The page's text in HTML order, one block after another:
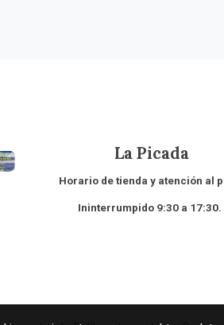
La Picada
Horario de tienda y atención al
Ininterrumpido 9:30 a 17:30.